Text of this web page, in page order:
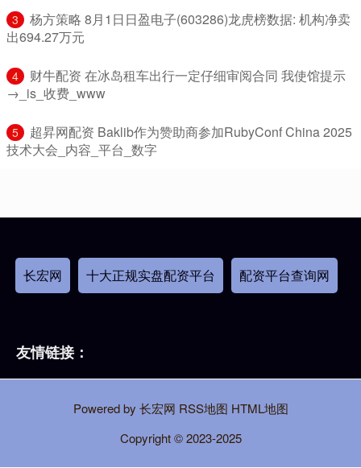
3
​杨方策略 8月1日日盈电子(603286)龙虎榜数据: 机构净卖
出694.27万元
4
​财牛配资 在冰岛租车出行一定仔细审阅合同 我使馆提示
→_is_收费_www
5
​超昇网配资 Baklib作为赞助商参加RubyConf China 2025
技术大会_内容_平台_数字
长宏网 十大正规实盘配资平台 配资平台查询网
友情链接：
Powered by 长宏网 RSS地图 HTML地图
Copyright© 2023-2025